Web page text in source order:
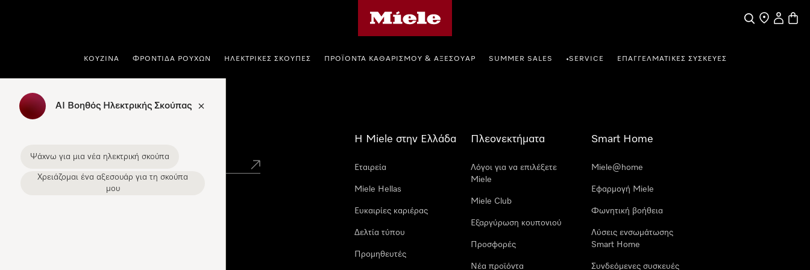
Αναζήτηση
Εύρεση
Ο
ΚΟΥΖΊΝΑ ΦΡΟΝΤΊΔΑ ΡΟΎΧΩΝ ΗΛΕΚΤΡΙΚΈΣ ΣΚΟΎΠΕΣ ΠΡΟΪΌΝΤΑ ΚΑΘΑΡΙΣΜΟΎ & ΑΞΕΣΟΥΆΡ SUMMER SALES •SERVICE ΕΠΑΓΓΕΛΜΑΤΙΚΈΣ ΣΥΣΚΕΥΈΣ
AI Βοηθός Ηλεκτρικής Σκούπας
Ψάχνω για μια νέα ηλεκτρική σκούπα
Χρειάζομαι ένα αξεσουάρ για τη σκούπα
μου
Η Miele στην Ελλάδα
Εταιρεία
Miele Hellas
Ευκαιρίες καριέρας
Δελτία τύπου
Προμηθευτές
Πλεονεκτήματα
Λόγοι για να επιλέξετε
Miele
Miele Club
Εξαργύρωση κουπονιού
Προσφορές
Νέα προϊόντα
Smart Home
Miele@home
Εφαρμογή Miele
Φωνητική βοήθεια
Λύσεις ενσωμάτωσης
Smart Home
Συνδεόμενες συσκευές